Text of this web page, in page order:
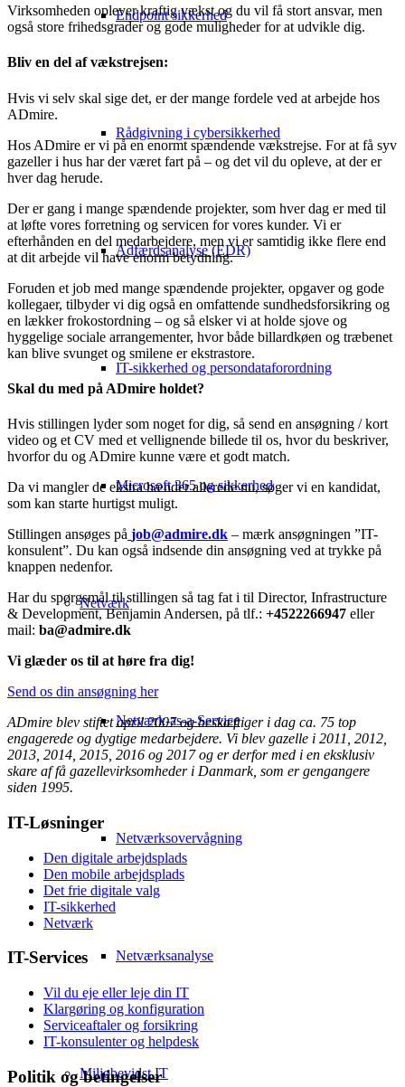
Endpoint sikkerhed
Rådgivning i cybersikkerhed
Adfærdsanalyse (EDR)
IT-sikkerhed og persondataforordning
Microsoft 365 og sikkerhed
Netværk
Netværk-as-a-Service
Netværksovervågning
Netværksanalyse
Miljøbevidst IT
Virksomheden oplever kraftig vækst og du vil få stort ansvar, men
også store frihedsgrader og gode muligheder for at udvikle dig.
Bliv en del af vækstrejsen:
Hvis vi selv skal sige det, er der mange fordele ved at arbejde hos
ADmire.
Hos ADmire er vi på en enormt spændende vækstrejse. For at få syv
gazeller i hus har der været fart på – og det vil du opleve, at der er
hver dag herude.
Der er gang i mange spændende projekter, som hver dag er med til
at løfte vores forretning og servicen for vores kunder. Vi er
efterhånden en del medarbejdere, men vi er samtidig ikke flere end
at dit arbejde vil have enorm betydning.
Foruden et job med mange spændende projekter, opgaver og gode
kollegaer, tilbyder vi dig også en omfattende sundhedsforsikring og
en lækker frokostordning – og så elsker vi at holde sjove og
hyggelige sociale arrangementer, hvor både billardkøen og træbenet
kan blive svunget og smilene er ekstrastore.
Skal du med på ADmire holdet?
Hvis stillingen lyder som noget for dig, så send en ansøgning / kort
video og et CV med et vellignende billede til os, hvor du beskriver,
hvorfor du og ADmire kunne være et godt match.
Da vi mangler de ekstra hænder allerede nu, søger vi en kandidat,
som kan starte hurtigst muligt.
Stillingen ansøges på job@admire.dk – mærk ansøgningen ”IT-
konsulent”. Du kan også indsende din ansøgning ved at trykke på
knappen nedenfor.
Har du spørgsmål til stillingen så tag fat i til Director, Infrastructure
& Development, Benjamin Andersen, på tlf.: +4522266947 eller
mail: ba@admire.dk
Vi glæder os til at høre fra dig!
Send os din ansøgning her
ADmire blev stiftet april 2007 og beskæftiger i dag ca. 75 top
engagerede og dygtige medarbejdere. Vi blev gazelle i 2011, 2012,
2013, 2014, 2015, 2016 og 2017 og er derfor med i en eksklusiv
skare af få gazellevirksomheder i Danmark, som er gengangere
siden 1995.
IT-Løsninger
Den digitale arbejdsplads
Den mobile arbejdsplads
Det frie digitale valg
IT-sikkerhed
Netværk
IT-Services
Vil du eje eller leje din IT
Klargøring og konfiguration
Serviceaftaler og forsikring
IT-konsulenter og helpdesk
Politik og betingelser